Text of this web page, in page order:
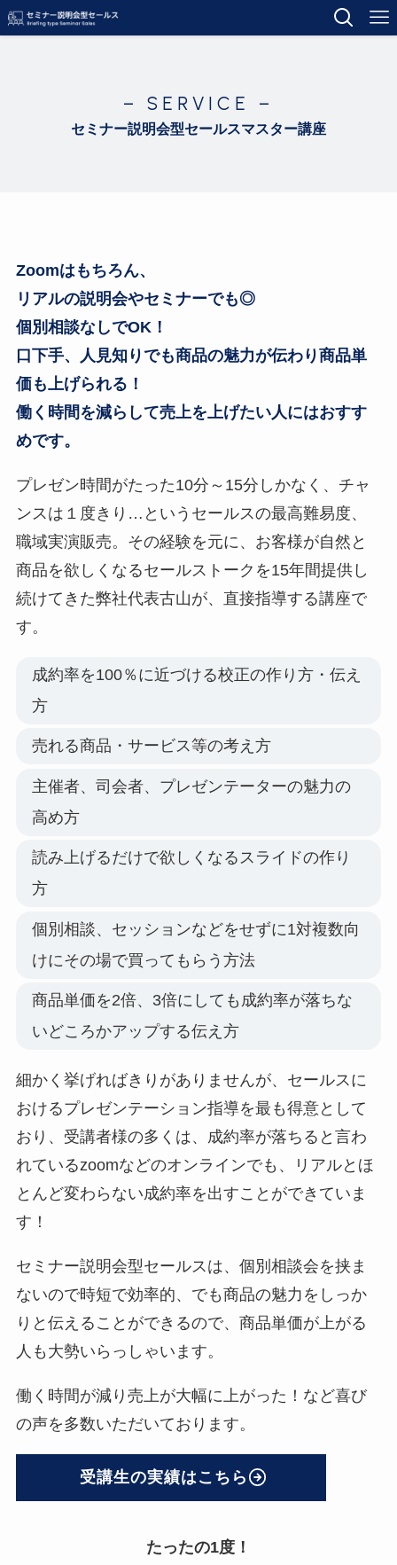
セミナー説明会型セールスマスター講座
– SERVICE –
Zoomはもちろん、
リアルの説明会やセミナーでも◎
個別相談なしでOK！
口下手、人見知りでも商品の魅力が伝わり商品単
価も上げられる！
働く時間を減らして売上を上げたい人にはおすす
めです。
プレゼン時間がたった10分～15分しかなく、チャ
ンスは１度きり…というセールスの最高難易度、
職域実演販売。その経験を元に、お客様が自然と
商品を欲しくなるセールストークを15年間提供し
続けてきた弊社代表古山が、直接指導する講座で
す。
成約率を100％に近づける校正の作り方・伝え
方
売れる商品・サービス等の考え方
主催者、司会者、プレゼンテーターの魅力の
高め方
読み上げるだけで欲しくなるスライドの作り
方
個別相談、セッションなどをせずに1対複数向
けにその場で買ってもらう方法
商品単価を2倍、3倍にしても成約率が落ちな
いどころかアップする伝え方
細かく挙げればきりがありませんが、セールスに
おけるプレゼンテーション指導を最も得意として
おり、受講者様の多くは、成約率が落ちると言わ
れているzoomなどのオンラインでも、リアルとほ
とんど変わらない成約率を出すことができていま
す！
セミナー説明会型セールスは、個別相談会を挟ま
ないので時短で効率的、でも商品の魅力をしっか
りと伝えることができるので、商品単価が上がる
人も大勢いらっしゃいます。
働く時間が減り売上が大幅に上がった！など喜び
の声を多数いただいております。
受講生の実績はこちら
たったの1度！